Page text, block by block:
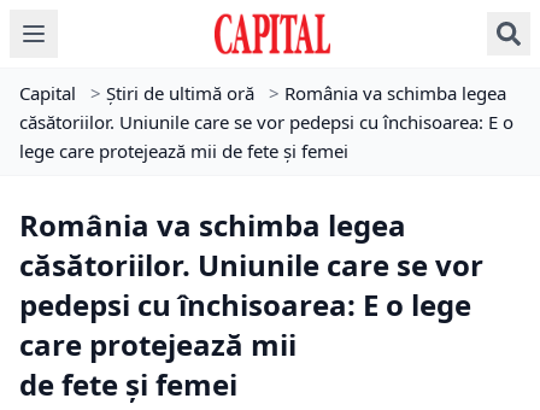
Capital > Știri de ultimă oră > România va schimba legea
căsătoriilor. Uniunile care se vor pedepsi cu închisoarea: E o
lege care protejează mii de fete şi femei
România va schimba legea
căsătoriilor. Uniunile care se vor
pedepsi cu închisoarea: E o lege
care protejează mii
de fete şi femei